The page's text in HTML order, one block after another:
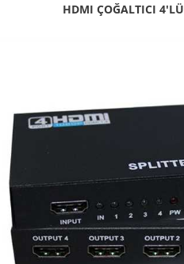
HDMI ÇOĞALTICI 4'LÜ